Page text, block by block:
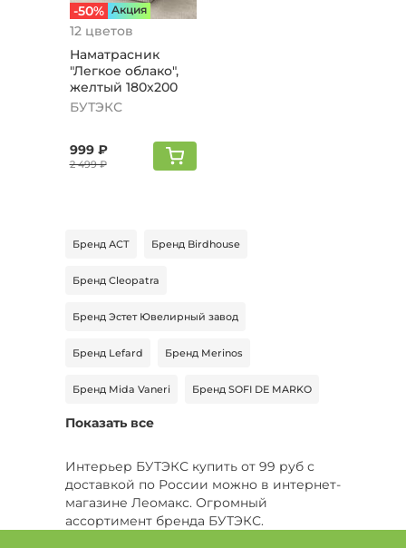
-50% Aкция
12 цветов
Наматрасник
"Легкое облако",
желтый 180х200
БУТЭКС
999 ₽
2 499 ₽
Бренд АСТ Бренд Birdhouse
Бренд Cleopatra
Бренд Эстет Ювелирный завод
Бренд Lefard Бренд Merinos
Бренд Mida Vaneri Бренд SOFI DE MARKO
Бренд Старт
Показать все
Интерьер БУТЭКС купить от 99 руб с
доставкой по России можно в интернет-
магазине Леомакс. Огромный
ассортимент бренда БУТЭКС.